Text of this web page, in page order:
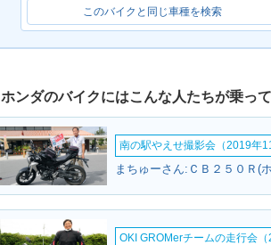
このバイクと同じ車種を検索
ホンダのバイクにはこんな人たちが乗っ
南の駅やえせ撮影会（2019年
まちゅーさん:ＣＢ２５０Ｒ(
OKI GROMerチームの走行会（